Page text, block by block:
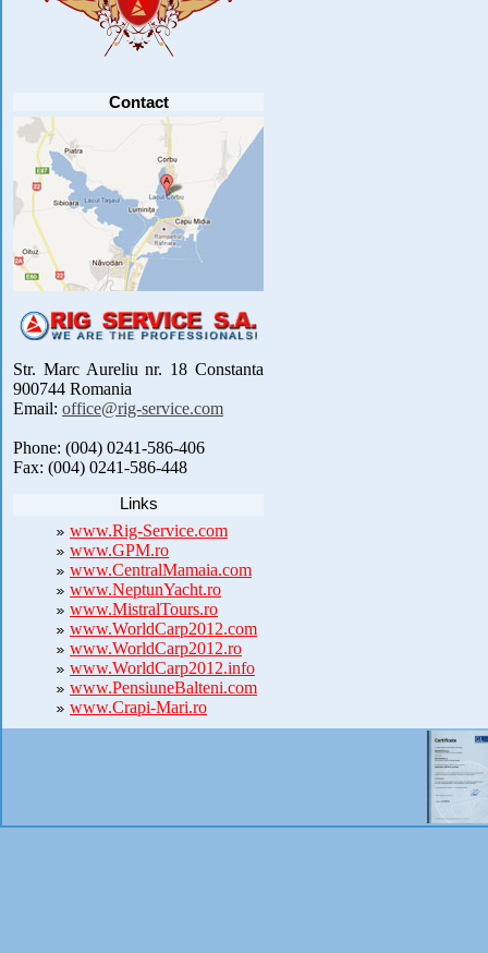
Anunt important
Va anuntam ca editia 30 a concursului de
pescuit CUPA RIG la CRAP din perioada 2-5
septembrie 2021 se reprogrameaza pentru luna
Contact
Str. Marc Aureliu nr. 18 Constanta
900744 Romania
Email: office@rig-service.com
Phone: (004) 0241-586-406
Fax: (004) 0241-586-448
Links
www.Rig-Service.com
www.GPM.ro
www.CentralMamaia.com
www.NeptunYacht.ro
www.MistralTours.ro
www.WorldCarp2012.com
www.WorldCarp2012.ro
www.WorldCarp2012.info
www.PensiuneBalteni.com
www.Crapi-Mari.ro